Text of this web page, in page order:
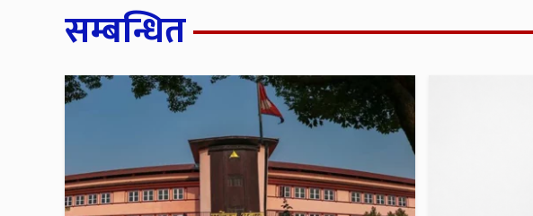
सम्बन्धित